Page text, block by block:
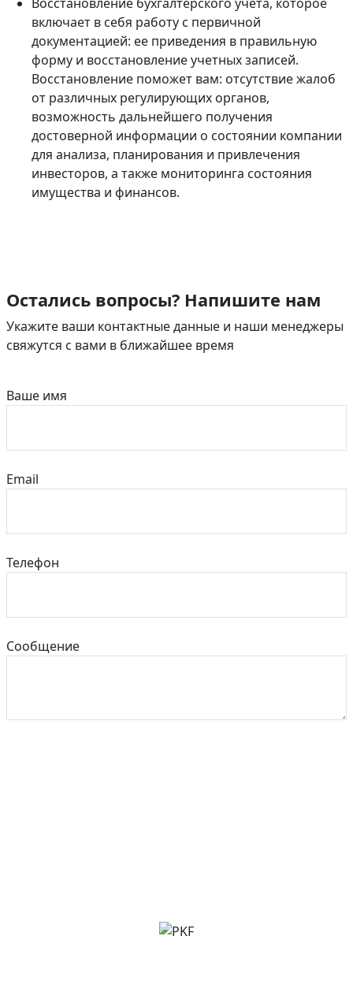
включает в себя работу с первичной
документацией: ее приведения в правильную
форму и восстановление учетных записей.
Восстановление поможет вам: отсутствие жалоб
от различных регулирующих органов,
возможность дальнейшего получения
достоверной информации о состоянии компании
для анализа, планирования и привлечения
инвесторов, а также мониторинга состояния
имущества и финансов.
Остались вопросы? Напишите нам
Укажите ваши контактные данные и наши менеджеры
свяжутся с вами в ближайшее время
Ваше имя
Email
Телефон
Сообщение